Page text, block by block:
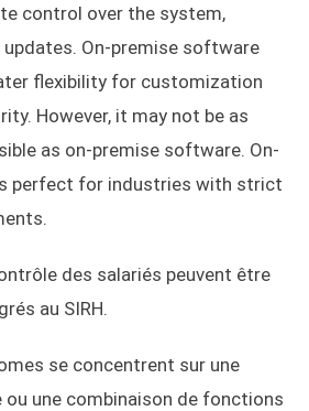
control over the system,
On-premise software
flexibility for customization
However, it may not be as
as on-premise software. On-
perfect for industries with strict
des salariés peuvent être
au SIRH.
se concentrent sur une
une combinaison de fonctions